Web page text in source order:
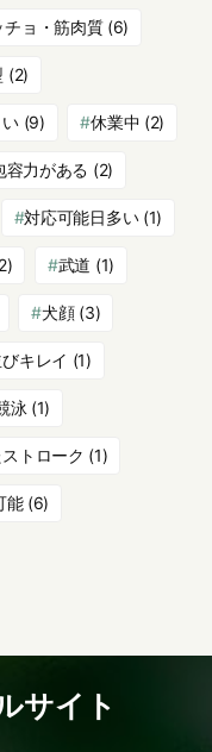
チョ・筋肉質(6)
(2)
(9) 休業中 (2)
容力がある (2)
対応可能日多い(1)
武道 (1)
犬顔(3)
キレイ (1)
泳 (1)
トローク (1)
能(6)
サイト